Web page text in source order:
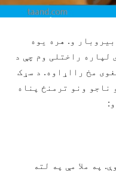
و. هره یوه
لپاره راختلی وم چې د
مخ رااړاوه. د سړک
ناجو ونو ترمنځ پناه
په ملا مې په لته